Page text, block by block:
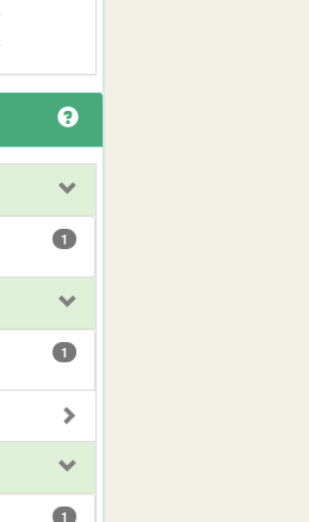
1
1
1